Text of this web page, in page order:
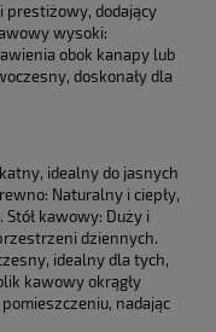
prestiżowy, dodający
wysoki:
obok kanapy lub
doskonały dla
idealny do jasnych
Naturalny i ciepły,
kawowy: Duży i
dziennych.
idealny dla tych,
kawowy okrągły
nadając